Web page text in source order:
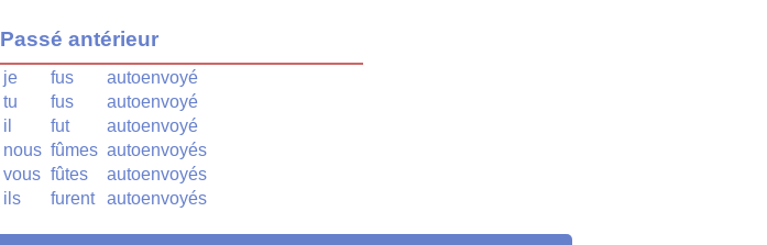
Passé antérieur
je fus
autoenvoyé
tu
fus
autoenvoyé
il
fut
autoenvoyé
nous fûmes autoenvoyés
vous fûtes
autoenvoyés
ils
furent autoenvoyés